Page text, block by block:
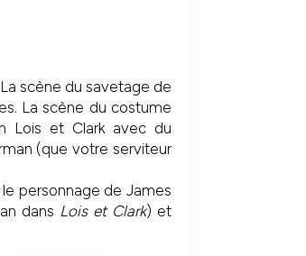
scène du savetage de
La scène du costume
Lois et Clark avec du
(que votre serviteur
personnage de James
dans Lois et Clark) et